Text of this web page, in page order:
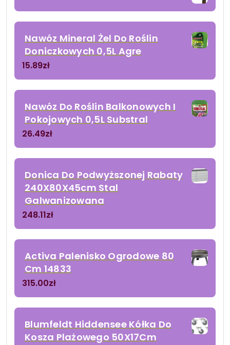
Nawóz Mineral Żel Do Roślin
Doniczkowych 0,5L Agre
15.89zł
Nawóz Do Roślin Balkonowych I
Pokojowych 0,5L Substral
26.49zł
Donica Do Podwyższonej Rabaty
240X80X45cm Stal
Galwanizowana
248.11zł
Activa Palenisko Ogrodowe 80
Cm 14833
315.00zł
Blumfeldt Hiddensee Kółka Do
Kosza Plażowego 50X17Cm